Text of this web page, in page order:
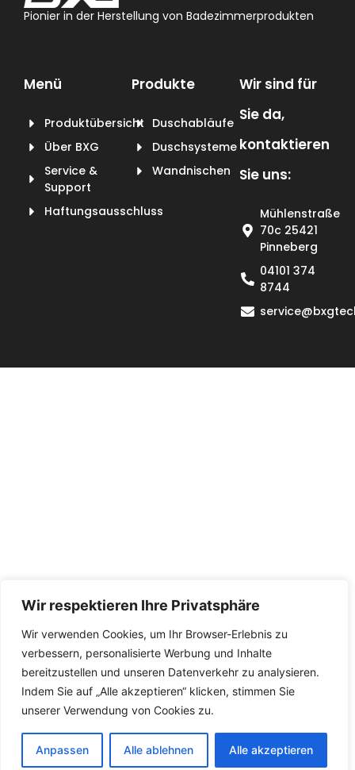
Wir respektieren Ihre Privatsphäre
Wir verwenden Cookies, um Ihr Browser-Erlebnis zu
verbessern, personalisierte Werbung und Inhalte
bereitzustellen und unseren Datenverkehr zu analysieren.
Indem Sie auf „Alle akzeptieren“ klicken, stimmen Sie
unserer Verwendung von Cookies zu.
Anpassen Alle ablehnen Alle akzeptieren
Pionier in der Herstellung von Badezimmerprodukten
Menü
Produktübersicht
Über BXG
Service &
Support
Haftungsausschluss
Produkte
Duschabläufe
Duschsysteme
Wandnischen
Wir sind für
Sie da,
kontaktieren
Sie uns:
Mühlenstraße
70c 25421
Pinneberg
04101 374
8744